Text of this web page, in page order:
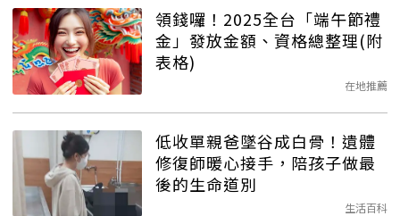
領錢囉！2025全台「端午節禮
金」發放金額、資格總整理(附
表格)
在地推薦
低收單親爸墜谷成白骨！遺體
修復師暖心接手，陪孩子做最
後的生命道別
生活百科